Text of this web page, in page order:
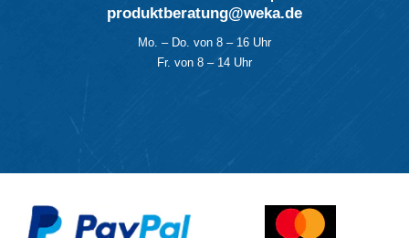
produktberatung@weka.de
Mo. – Do. von 8 – 16 Uhr
Fr. von 8 – 14 Uhr